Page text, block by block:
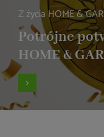
Z życia HOME &
Potrójne
HOME &